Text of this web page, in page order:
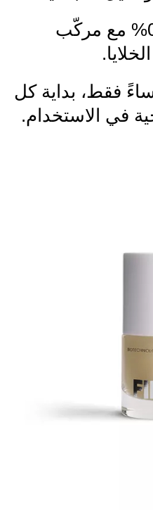
خصائصه: ريتينول 0.3% مع مركّب
فقط، بداية كل